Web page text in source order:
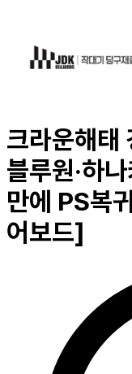
크라운해태
블루원·하
만에 PS복
어보드]